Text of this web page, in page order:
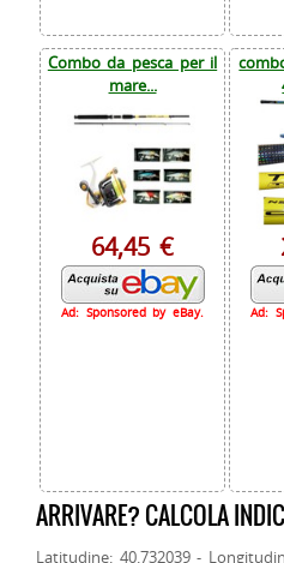
Combo da pesca per il
mare...
64,45 €
Ad: Sponsored by eBay. Ad:
ARRIVARE? CALCOLA
Latitudine: 40.732039 -